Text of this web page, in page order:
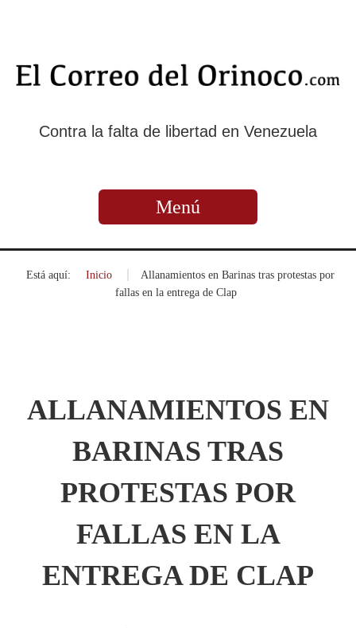
Contra la falta de libertad en Venezuela
Menú
Está aquí: Inicio
Allanamientos en Barinas tras protestas por
fallas en la entrega de Clap
ALLANAMIENTOS EN
BARINAS TRAS
PROTESTAS POR
FALLAS EN LA
ENTREGA DE CLAP